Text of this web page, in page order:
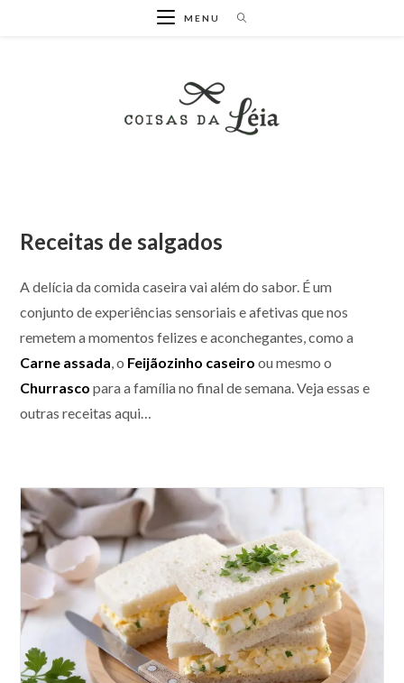
MENU
Receitas de salgados
A delícia da comida caseira vai além do sabor. É um
conjunto de experiências sensoriais e afetivas que nos
remetem a momentos felizes e aconchegantes, como a
Carne assada, o Feijãozinho caseiro ou mesmo o
Churrasco para a família no final de semana. Veja essas e
outras receitas aqui…